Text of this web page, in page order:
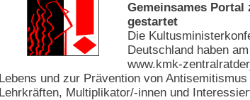
Gemeinsames
gestartet
Die
Deutschland haben
www.kmk-
Lebens und zur Prävention von
Lehrkräften, Multiplikator/-innen und